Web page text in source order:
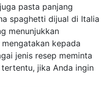
pasta panjang
spaghetti dijual di Italia
menunjukkan
kepada
jenis resep meminta
jika Anda ingin